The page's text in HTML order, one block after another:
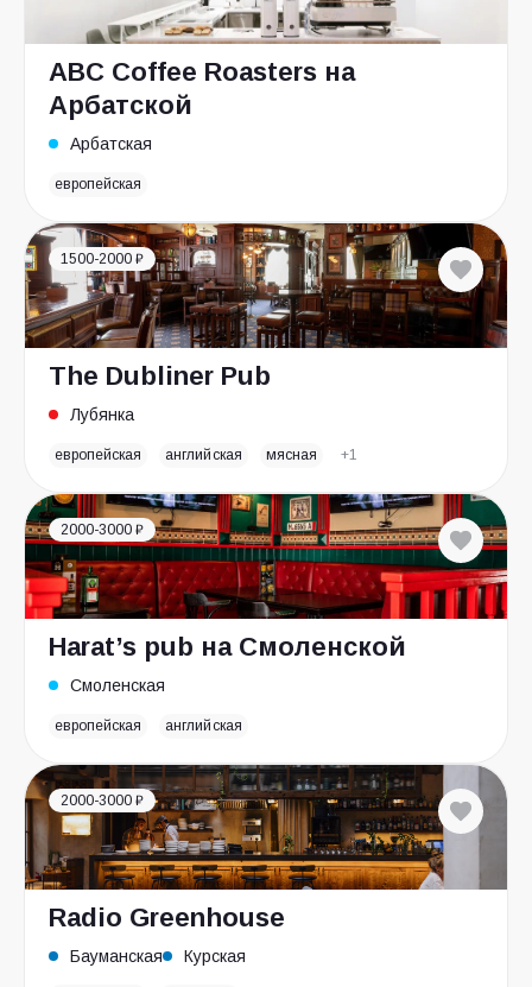
ABC Coffee Roasters на
Арбатской
Арбатская
европейская
1500-2000 ₽
The Dubliner Pub
Лубянка
европейская английская мясная +1
2000-3000 ₽
Harat’s pub на Смоленской
Смоленская
европейская английская
2000-3000 ₽
Radio Greenhouse
Бауманская Курская